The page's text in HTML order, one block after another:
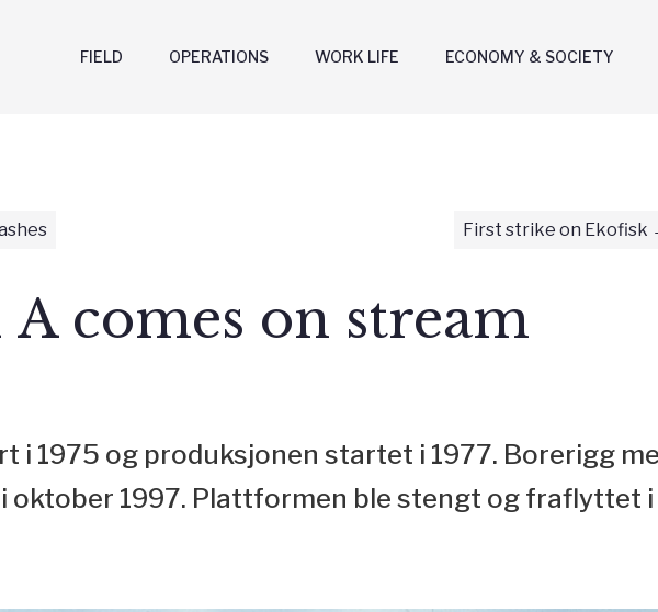
ECONOMY & SOCIETY
WORK LIFE
OPERATIONS
FIELD
First strike on Ekofisk
A comes on stream
i 1975 og produksjonen startet i 1977. Borerigg
oktober 1997. Plattformen ble stengt og fraflyttet i